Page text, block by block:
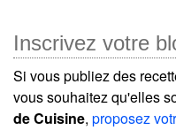
Inscrivez votre
Si vous publiez des
vous souhaitez qu'elles
de Cuisine, proposez